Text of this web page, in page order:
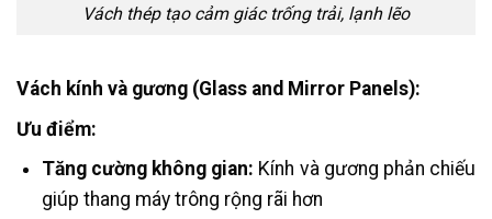
Vách thép tạo cảm giác trống trải, lạnh lẽo
Vách kính và gương (Glass and Mirror Panels):
Ưu điểm:
Tăng cường không gian: Kính và gương phản chiếu
giúp thang máy trông rộng rãi hơn​